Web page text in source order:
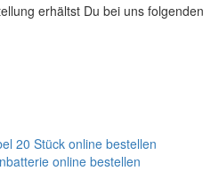
erhältst Du bei uns folgenden
20 Stück online bestellen
online bestellen